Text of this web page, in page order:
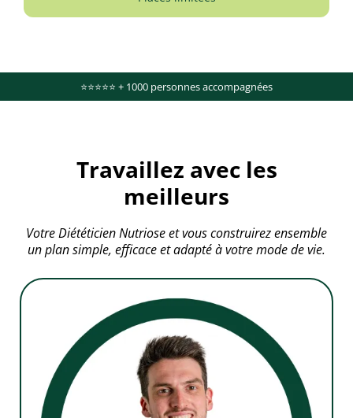
⭐⭐⭐⭐⭐ + 1000 personnes accompagnées
Travaillez avec les
meilleurs
Votre Diététicien Nutriose et vous construirez ensemble
un plan simple, efficace et adapté à votre mode de vie.